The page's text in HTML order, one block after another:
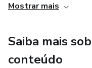
Ajuda no controle
Mostrar mais
Saiba mais
conteúdo